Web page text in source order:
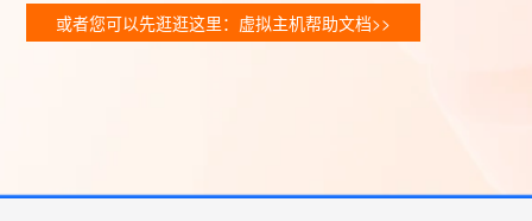
或者您可以先逛逛这里：虚拟主机帮助文档>>